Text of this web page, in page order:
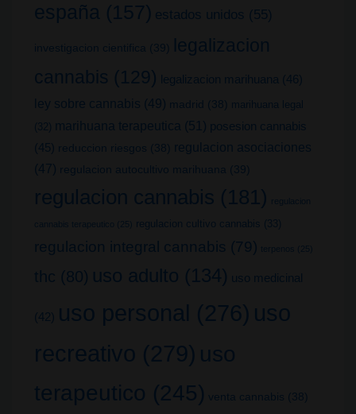
españa (157) estados unidos (55)
investigacion cientifica (39)
legalizacion
cannabis (129) legalizacion marihuana (46)
ley sobre cannabis (49) madrid (38)
marihuana legal
(32)
marihuana terapeutica (51) posesion cannabis
(45) reduccion riesgos (38)
regulacion asociaciones
(47) regulacion autocultivo marihuana (39)
regulacion cannabis (181) regulacion
cannabis terapeutico (25) regulacion cultivo cannabis (33)
regulacion integral cannabis (79) terpenos (25)
thc (80) uso adulto (134) uso medicinal
(42) uso personal (276) uso
recreativo (279) uso
terapeutico (245) venta cannabis (38)